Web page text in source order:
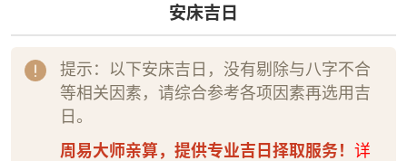
安床吉日
提示：以下安床吉日，没有剔除与八字不合
等相关因素，请综合参考各项因素再选用吉
日。
周易大师亲算，提供专业吉日择取服务！ 详